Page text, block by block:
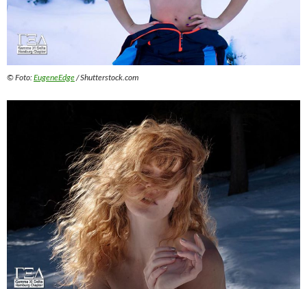
© Foto:EugeneEdge/ Shutterstock.com